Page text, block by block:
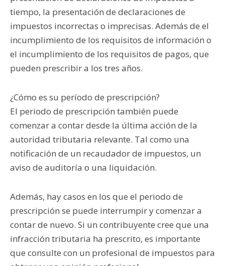
tiempo, la presentación de declaraciones de
impuestos incorrectas o imprecisas. Además de el
incumplimiento de los requisitos de información o
el incumplimiento de los requisitos de pagos, que
pueden prescribir a los tres años.
¿Cómo es su período de prescripción?
El periodo de prescripción también puede
comenzar a contar desde la última acción de la
autoridad tributaria relevante. Tal como una
notificación de un recaudador de impuestos, un
aviso de auditoría o una liquidación.
Además, hay casos en los que el periodo de
prescripción se puede interrumpir y comenzar a
contar de nuevo. Si un contribuyente cree que una
infracción tributaria ha prescrito, es importante
que consulte con un profesional de impuestos para